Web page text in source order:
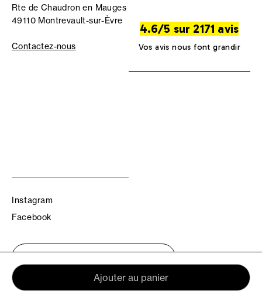
Ajouter au panier
Rte de Chaudron en Mauges
49110 Montrevault-sur-Èvre
Contactez-nous
4.6/5 sur 2171 avis
Vos avis nous font grandir
Instagram
Facebook